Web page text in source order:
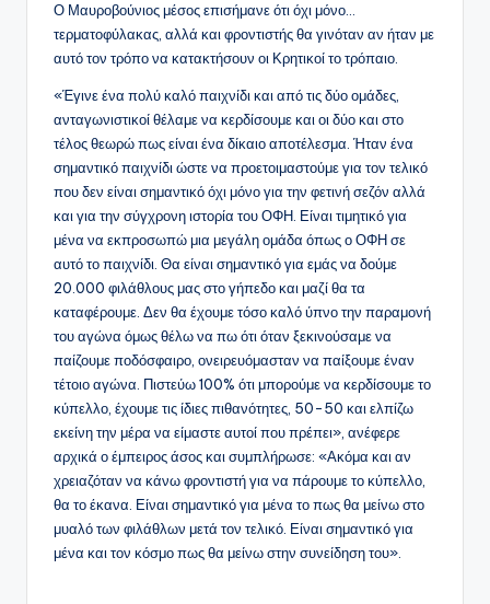
Ο Μαυροβούνιος μέσος επισήμανε ότι όχι μόνο…
τερματοφύλακας, αλλά και φροντιστής θα γινόταν αν ήταν με
αυτό τον τρόπο να κατακτήσουν οι Κρητικοί το τρόπαιο.
«Έγινε ένα πολύ καλό παιχνίδι και από τις δύο ομάδες,
ανταγωνιστικοί θέλαμε να κερδίσουμε και οι δύο και στο
τέλος θεωρώ πως είναι ένα δίκαιο αποτέλεσμα. Ήταν ένα
σημαντικό παιχνίδι ώστε να προετοιμαστούμε για τον τελικό
που δεν είναι σημαντικό όχι μόνο για την φετινή σεζόν αλλά
και για την σύγχρονη ιστορία του ΟΦΗ. Είναι τιμητικό για
μένα να εκπροσωπώ μια μεγάλη ομάδα όπως ο ΟΦΗ σε
αυτό το παιχνίδι. Θα είναι σημαντικό για εμάς να δούμε
20.000 φιλάθλους μας στο γήπεδο και μαζί θα τα
καταφέρουμε. Δεν θα έχουμε τόσο καλό ύπνο την παραμονή
του αγώνα όμως θέλω να πω ότι όταν ξεκινούσαμε να
παίζουμε ποδόσφαιρο, ονειρευόμασταν να παίξουμε έναν
τέτοιο αγώνα. Πιστεύω 100% ότι μπορούμε να κερδίσουμε το
κύπελλο, έχουμε τις ίδιες πιθανότητες, 50-50 και ελπίζω
εκείνη την μέρα να είμαστε αυτοί που πρέπει», ανέφερε
αρχικά ο έμπειρος άσος και συμπλήρωσε: «Ακόμα και αν
χρειαζόταν να κάνω φροντιστή για να πάρουμε το κύπελλο,
θα το έκανα. Είναι σημαντικό για μένα το πως θα μείνω στο
μυαλό των φιλάθλων μετά τον τελικό. Είναι σημαντικό για
μένα και τον κόσμο πως θα μείνω στην συνείδηση του».